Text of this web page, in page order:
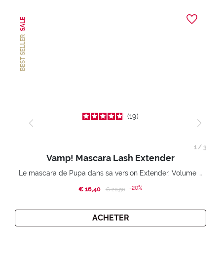
BEST SELLER
SALE
19
Vamp! Mascara Lash Extender
Le mascara de Pupa dans sa version Extender. Volume extension 3D. Des cils amplifiés et liftés à l’infini.
€ 16,40 Price reduced from
€ 20,50to-20%
ACHETER
1/ 3